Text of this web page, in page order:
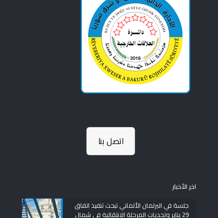
اتصل بنا
اخر الأخبار
جلسة في البرلمان الألماني تبحث تنفيذ اتفاق
29 يناير وتحديات المرحلة الانتقالية في شمال